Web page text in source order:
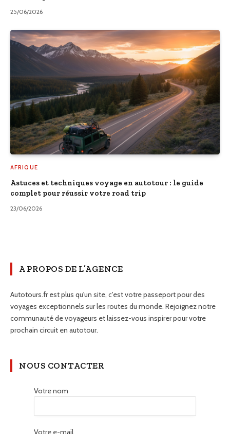
25/06/2026
AFRIQUE
Astuces et techniques voyage en autotour : le guide
complet pour réussir votre road trip
23/06/2026
A PROPOS DE L’AGENCE
Autotours.fr est plus qu'un site, c'est votre passeport pour des
voyages exceptionnels sur les routes du monde. Rejoignez notre
communauté de voyageurs et laissez-vous inspirer pour votre
prochain circuit en autotour.
NOUS CONTACTER
Votre nom